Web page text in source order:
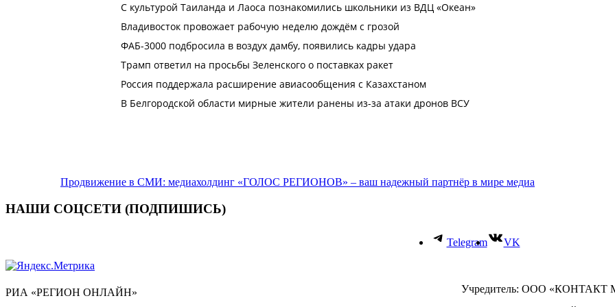
Продвижение в СМИ: медиахолдинг «ГОЛОС РЕГИОНОВ» – ваш надежный партнёр в мире медиа
НАШИ СОЦСЕТИ (ПОДПИШИСЬ)
Telegram VK
РИА «РЕГИОН ОНЛАЙН»
Учредитель: ООО «КОНТАКТ